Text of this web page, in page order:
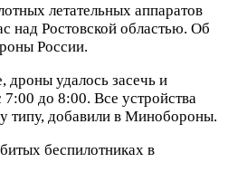
летательных аппаратов
над Ростовской областью. Об
России.
дроны удалось засечь и
7:00 до 8:00. Все устройства
типу, добавили в Минобороны.
беспилотниках в